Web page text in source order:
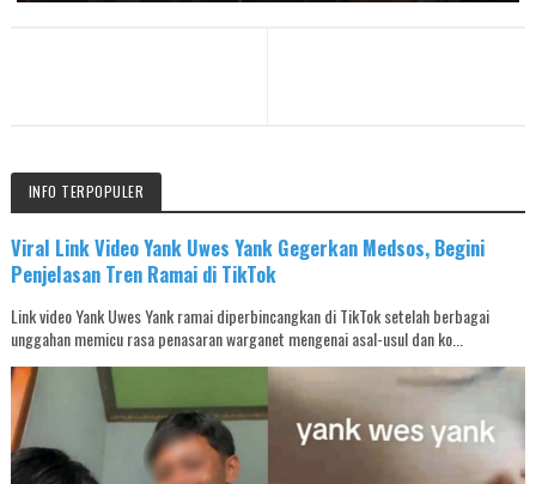
INFO TERPOPULER
Viral Link Video Yank Uwes Yank Gegerkan Medsos, Begini
Penjelasan Tren Ramai di TikTok
Link video Yank Uwes Yank ramai diperbincangkan di TikTok setelah berbagai
unggahan memicu rasa penasaran warganet mengenai asal-usul dan ko...